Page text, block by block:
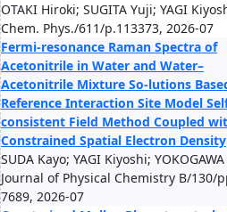
OTAKI Hiroki; SUGITA Yuji; YAGI
Chem. Phys./611/p.113373, 2026-07
Fermi-resonance Raman Spectra of
Acetonitrile in Water and Water–
Acetonitrile Mixture So-lutions
Reference Interaction Site Model
consistent Field Method Coupled
Constrained Spatial Electron Density
SUDA Kayo; YAGI Kiyoshi;
Journal of Physical Chemistry B/130/
7689, 2026-07